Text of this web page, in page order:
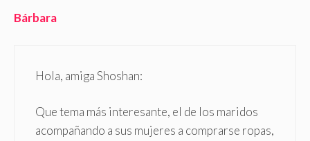
Bárbara
Hola, amiga Shoshan:
Que tema más interesante, el de los maridos
acompañando a sus mujeres a comprarse ropas,